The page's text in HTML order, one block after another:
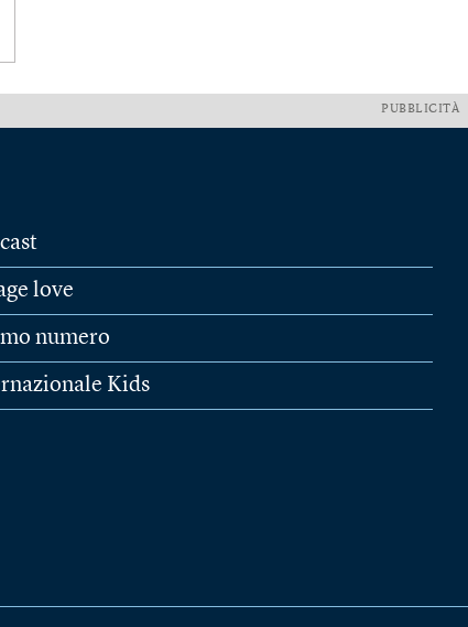
PUBBLICITÀ
love
numero
Kids